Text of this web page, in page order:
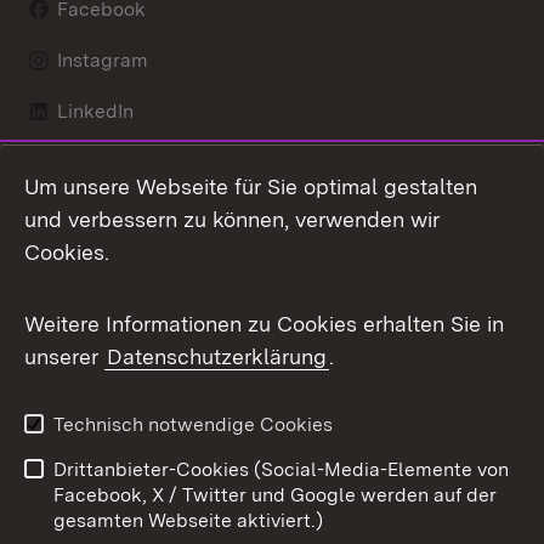
Facebook
Instagram
LinkedIn
X / Twitter
Youtube
Kontakt
Datenschutz
Barrierefreiheit
Impressum
Cookies
Um unsere Webseite für Sie optimal gestalten
und verbessern zu können, verwenden wir
Cookies.
Weitere Informationen zu Cookies erhalten Sie in
unserer Datenschutzerklärung.
Technisch notwendige Cookies
Drittanbieter-Cookies (Social-Media-Elemente von
Facebook, X / Twitter und Google werden auf der
gesamten Webseite aktiviert.)